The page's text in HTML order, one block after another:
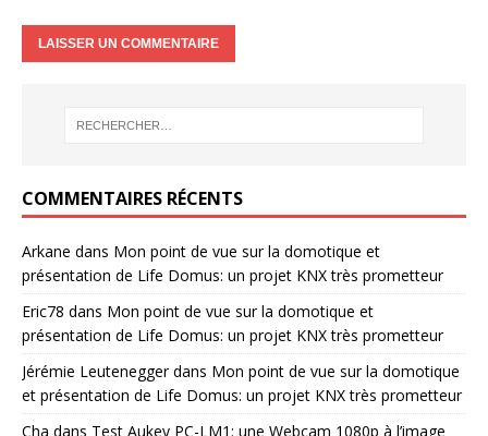
COMMENTAIRES RÉCENTS
Arkane dans Mon point de vue sur la domotique et
présentation de Life Domus: un projet KNX très prometteur
Eric78 dans Mon point de vue sur la domotique et
présentation de Life Domus: un projet KNX très prometteur
Jérémie Leuteneggerdans Mon point de vue sur la domotique
et présentation de Life Domus: un projet KNX très prometteur
Cha dans Test Aukey PC-LM1: une Webcam 1080p à l’image